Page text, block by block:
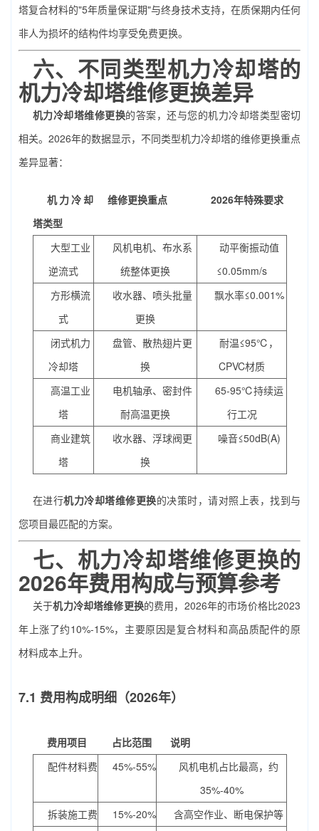
塔复合材料的"5年质量保证期"与终身技术支持，在质保期内任何
非人为损坏的结构件均享受免费更换。
六、不同类型机力冷却塔的
机力冷却塔维修更换差异
机力冷却塔维修更换的答案，还与您的机力冷却塔类型密切
相关。2026年的数据显示，不同类型机力冷却塔的维修更换重点
差异显著：
机力冷却
塔类型
维修更换重点 2026年特殊要求
大型工业
逆流式
风机电机、布水系
统整体更换
动平衡振动值
≤0.05mm/s
方形横流
式
收水器、喷头批量
更换
飘水率≤0.001%
闭式机力
冷却塔
盘管、散热翅片更
换
耐温≤95℃，
CPVC材质
高温工业
塔
电机轴承、密封件
耐高温更换
65-95℃持续运
行工况
商业建筑
塔
收水器、浮球阀更
换
噪音≤50dB(A)
在进行机力冷却塔维修更换的决策时，请对照上表，找到与
您项目最匹配的方案。
七、 机力冷却塔维修更换的
2026年费用构成与预算参考
关于机力冷却塔维修更换的费用，2026年的市场价格比2023
年上涨了约10%-15%，主要原因是复合材料和高品质配件的原
材料成本上升。
7.1 费用构成明细（2026年）
费用项目 占比范围
说明
配件材料费
45%-55%
风机电机占比最高，约
35%-40%
拆装施工费
15%-20%
含高空作业、断电保护等